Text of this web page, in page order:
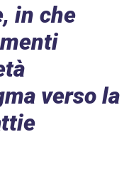
in che
verso la